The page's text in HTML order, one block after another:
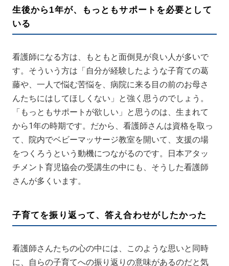
生後から1年が、もっともサポートを必要として
いる
看護師になる方は、もともと面倒見が良い人が多いで
す。そういう方は「自分が経験したような子育ての葛
藤や、一人で悩む苦悩を、病院に来る目の前のお母さ
んたちにはしてほしくない」と強く思うのでしょう。
「もっともサポートが欲しい」と思うのは、生まれて
から1年の時期です。だから、看護師さんは資格を取っ
て、院内でベビーマッサージ教室を開いて、支援の場
をつくろうという動機につながるのです。日本アタッ
チメント育児協会の受講生の中にも、そうした看護師
さんが多くいます。
子育てを振り返って、答え合わせがしたかった
看護師さんたちの心の中には、このような思いと同時
に、自らの子育てへの振り返りの意味があるのだと気